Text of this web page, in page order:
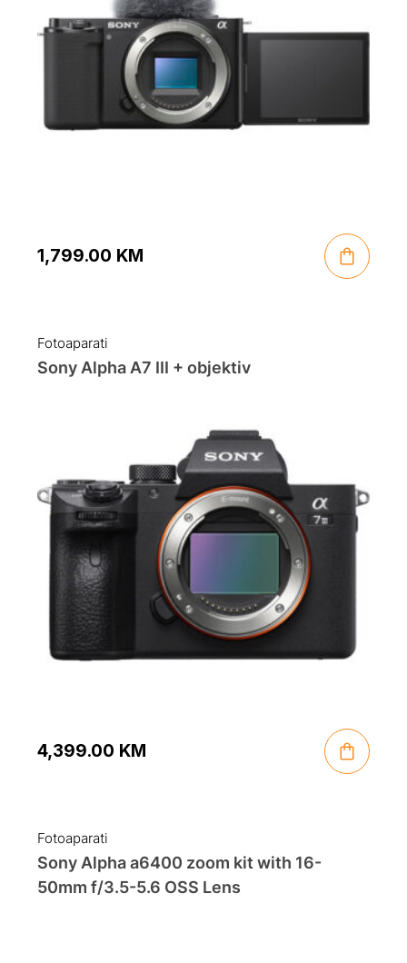
1,799.00 KM
Fotoaparati
Sony Alpha A7 III + objektiv
4,399.00 KM
Fotoaparati
Sony Alpha a6400 zoom kit with 16-
50mm f/3.5-5.6 OSS Lens